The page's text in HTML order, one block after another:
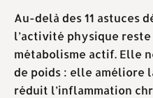
Au-delà des 11 astuces
l’activité physique
métabolisme actif. Elle
de poids : elle améliore
réduit l’inflammation